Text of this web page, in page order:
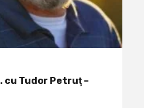
cu Tudor Petruţ –